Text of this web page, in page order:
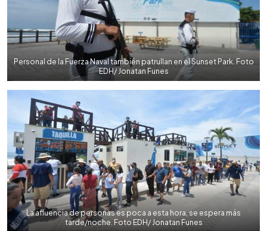
Personal de la Fuerza Naval también patrullan en el Sunset Park. Foto
EDH/ Jonatan Funes
La afluencia de personas es poca a esta hora, se espera más
tarde/noche. Foto EDH/ Jonatan Funes